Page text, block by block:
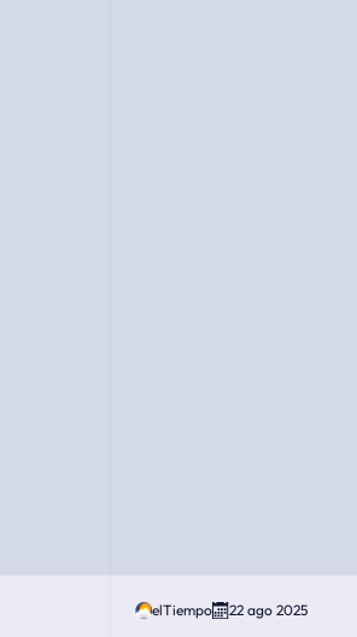
elTiempo 22 ago 2025